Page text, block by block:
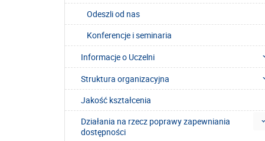
Odeszli od nas
Konferencje i seminaria
Informacje o Uczelni
Struktura organizacyjna
Jakość kształcenia
Działania na rzecz poprawy zapewniania
dostępności